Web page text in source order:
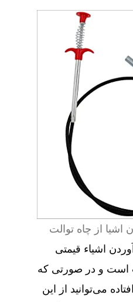
اشیا از چاه توالت
اشیاء قیمتی
است و در صورتی که
می‌توانید از این